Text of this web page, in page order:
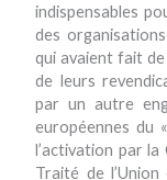
indispensables
des
qui avaient fait
de leurs
par un autre
européennes du
l’activation par la
Traité de